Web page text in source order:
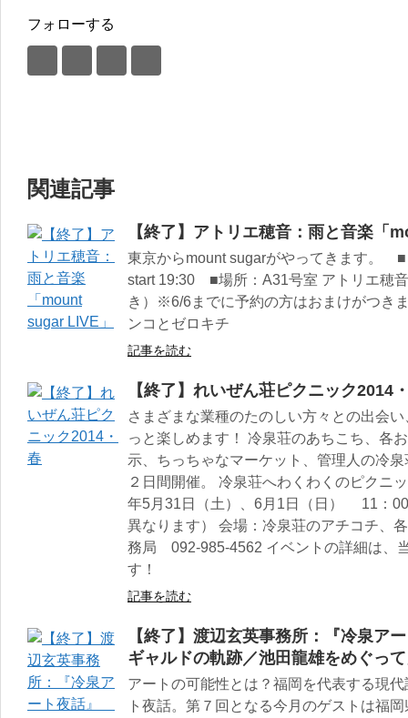
フォローする
関連記事
【終了】アトリエ穂音：雨と音楽「
東京からmount sugarがやってきます。
start 19:30 ■場所：A31号室 アトリエ穂
き）※6/6までに予約の方はおまけがつき
ンコとゼロキチ
記事を読む
【終了】れいぜん荘ピクニック2014
さまざまな業種のたのしい方々との出会
っと楽しめます！ 冷泉荘のあちこち、各
示、ちっちゃなマーケット、管理人の冷
２日間開催。 冷泉荘へわくわくのピクニ
年5月31日（土）、6月1日（日） 11：
異なります） 会場：冷泉荘のアチコチ、
務局 092-985-4562 イベントの詳細は、
す！
記事を読む
【終了】渡辺玄英事務所：『冷泉
ギャルドの軌跡／池田龍雄をめぐっ
アートの可能性とは？福岡を代表する現
ト夜話。第７回となる今月のゲストは福